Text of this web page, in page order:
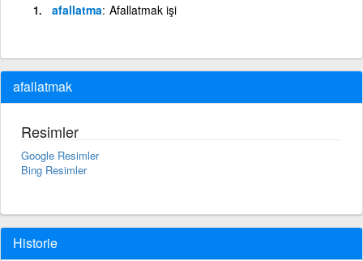
afallatma Afallatmak işi
afallatmak
Resimler
Google Resimler
Bing Resimler
Historie